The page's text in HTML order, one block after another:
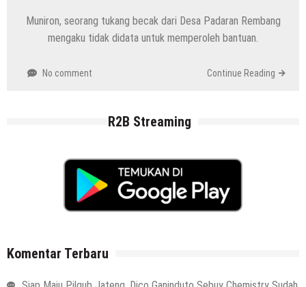
Muniron, seorang tukang becak dari Desa Padaran Rembang
mengaku tidak didata untuk memperoleh bantuan.
No comment Continue Reading
R2B Streaming
Komentar Terbaru